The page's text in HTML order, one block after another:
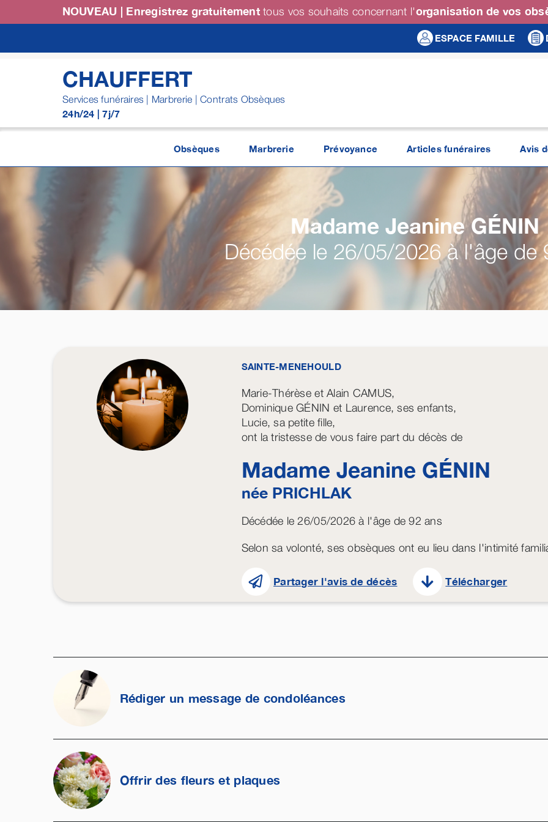
au
NOUVEAU | Enregistrez gratuitement tous vos souhaits concernant l'organisation de vos
ESPACE FAMILLE
CHAUFFERT
Services funéraires | Marbrerie | Contrats Obsèques
24h/24 | 7j/7
Obsèques Marbrerie Prévoyance Articles funéraires Avis
Madame JeanineGÉNIN
Décédée le 26/05/2026 à l'âge de
SAINTE-MENEHOULD
Marie-Thérèse et Alain CAMUS,
Dominique GÉNIN et Laurence, ses enfants,
Lucie, sa petite fille,
ont la tristesse de vous faire part du décès de
Madame Jeanine GÉNIN
née PRICHLAK
Décédée le 26/05/2026 à l'âge de 92 ans
Selon sa volonté, ses obsèques ont eu lieu dans l'intimité
Partager l'avis de décès Télécharger
Rédiger un message de condoléances
Offrir des fleurs et plaques